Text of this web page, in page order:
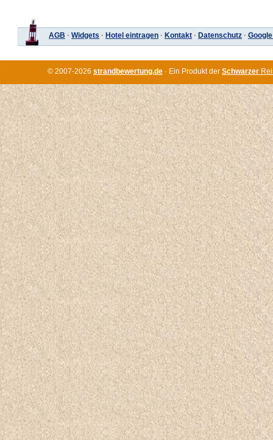
AGB · Widgets · Hotel eintragen · Kontakt · Datenschutz ·
© 2007-2026 strandbewertung.de · Ein Produkt der Schwarzer